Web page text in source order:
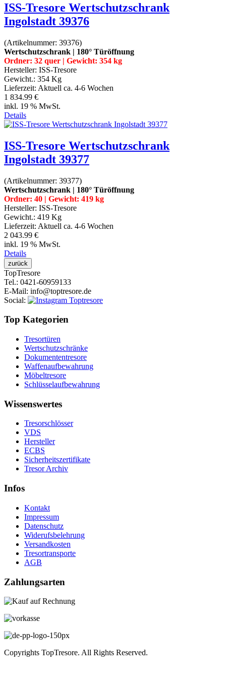
ISS-Tresore Wertschutzschrank
Ingolstadt 39376
(Artikelnummer: 39376)
Wertschutzschrank | 180° Türöffnung
Ordner: 32 quer | Gewicht: 354 kg
Hersteller: ISS-Tresore
Gewicht.: 354 Kg
Lieferzeit: Aktuell ca. 4-6 Wochen
1 834.99 €
inkl. 19 % MwSt.
Details
ISS-Tresore Wertschutzschrank
Ingolstadt 39377
(Artikelnummer: 39377)
Wertschutzschrank | 180° Türöffnung
Ordner: 40 | Gewicht: 419 kg
Hersteller: ISS-Tresore
Gewicht.: 419 Kg
Lieferzeit: Aktuell ca. 4-6 Wochen
2 043.99 €
inkl. 19 % MwSt.
Details
TopTresore
Tel.: 0421-60959133
E-Mail: info@toptresore.de
Social:
Top Kategorien
Tresortüren
Wertschutzschränke
Dokumententresore
Waffenaufbewahrung
Möbeltresore
Schlüsselaufbewahrung
Wissenswertes
Tresorschlösser
VDS
Hersteller
ECBS
Sicherheitszertifikate
Tresor Archiv
Infos
Kontakt
Impressum
Datenschutz
Widerufsbelehrung
Versandkosten
Tresortransporte
AGB
Zahlungsarten
Copyrights TopTresore. All Rights Reserved.